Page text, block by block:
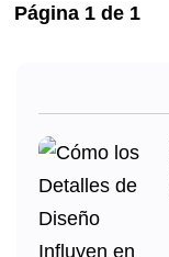
Página 1 de 1